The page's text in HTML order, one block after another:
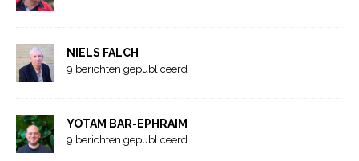
NIELS FALCH
9 berichten gepubliceerd
YOTAM BAR-EPHRAIM
9 berichten gepubliceerd